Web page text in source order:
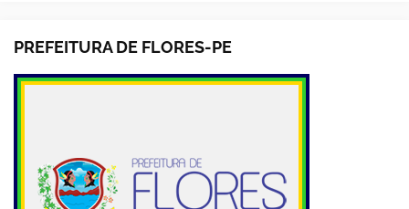
PREFEITURA DE FLORES-PE